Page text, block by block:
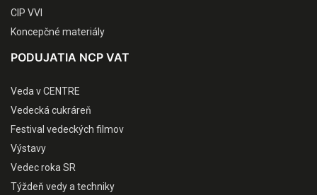
CIP VVI
Koncepčné materiály
PODUJATIA NCP VAT
Veda v CENTRE
Vedecká cukráreň
Festival vedeckých filmov
Výstavy
Vedec roka SR
Týždeň vedy a techniky